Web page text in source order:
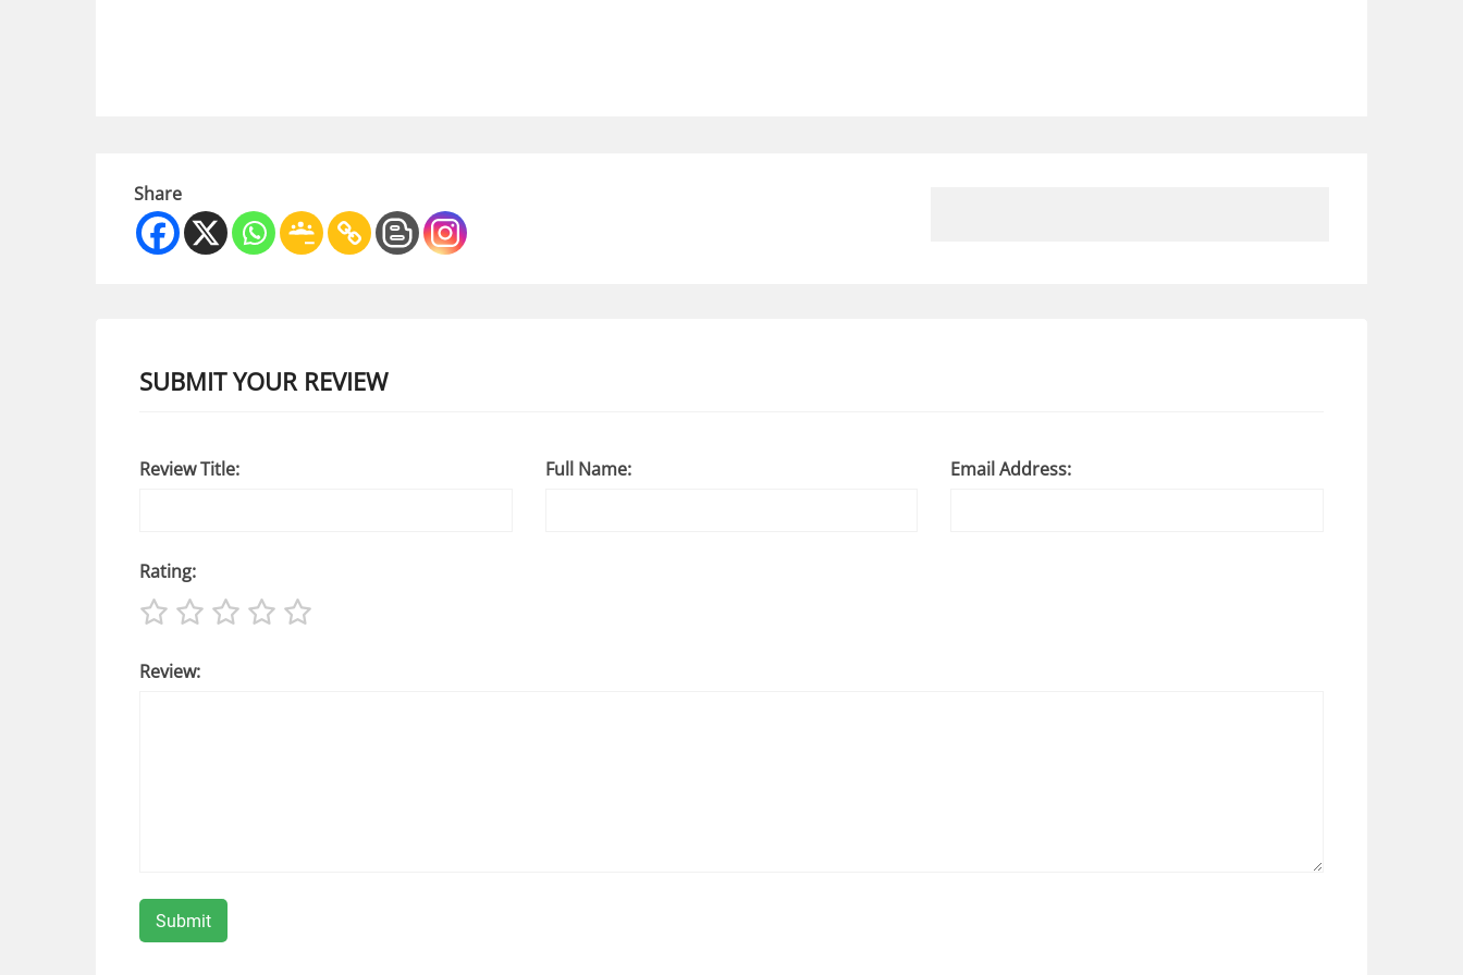
Share
SUBMIT YOUR REVIEW
Review Title: Full Name: Email Address:
Rating:
Review: